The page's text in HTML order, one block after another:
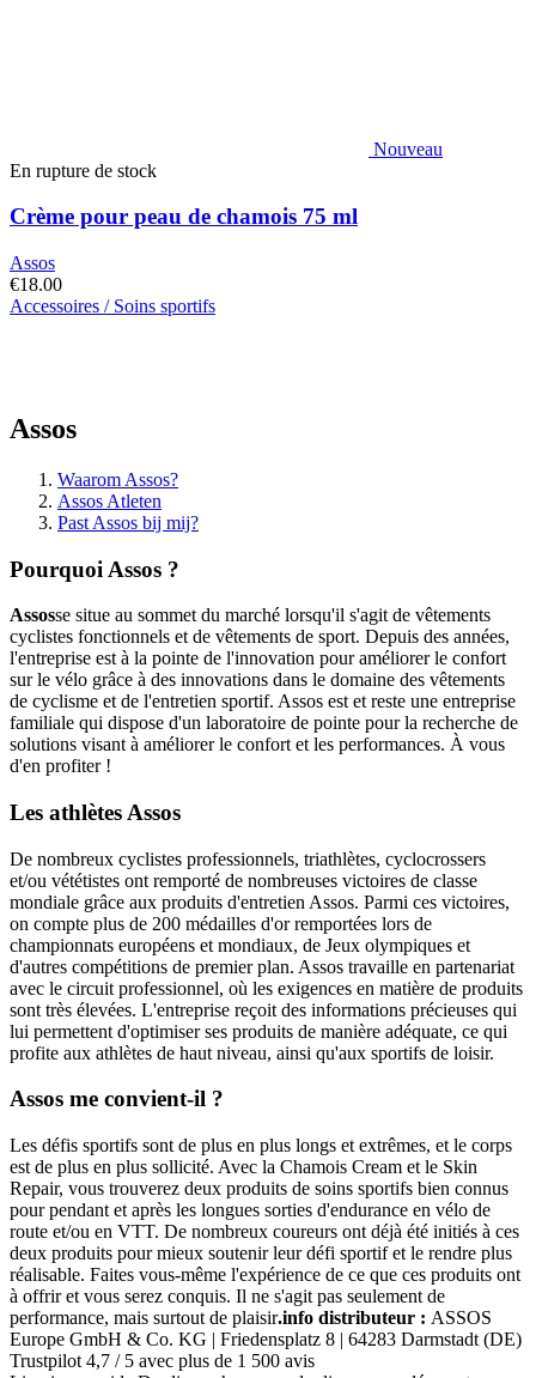
Nouveau
En rupture de stock
Crème pour peau de chamois 75 ml
Assos
€18.00
Accessoires / Soins sportifs
Assos
Waarom Assos?
Assos Atleten
Past Assos bij mij?
Pourquoi Assos ?
Assosse situe au sommet du marché lorsqu'il s'agit de vêtements
cyclistes fonctionnels et de vêtements de sport. Depuis des années,
l'entreprise est à la pointe de l'innovation pour améliorer le confort
sur le vélo grâce à des innovations dans le domaine des vêtements
de cyclisme et de l'entretien sportif. Assos est et reste une entreprise
familiale qui dispose d'un laboratoire de pointe pour la recherche de
solutions visant à améliorer le confort et les performances. À vous
d'en profiter !
Les athlètes Assos
De nombreux cyclistes professionnels, triathlètes, cyclocrossers
et/ou vététistes ont remporté de nombreuses victoires de classe
mondiale grâce aux produits d'entretien Assos. Parmi ces victoires,
on compte plus de 200 médailles d'or remportées lors de
championnats européens et mondiaux, de Jeux olympiques et
d'autres compétitions de premier plan. Assos travaille en partenariat
avec le circuit professionnel, où les exigences en matière de produits
sont très élevées. L'entreprise reçoit des informations précieuses qui
lui permettent d'optimiser ses produits de manière adéquate, ce qui
profite aux athlètes de haut niveau, ainsi qu'aux sportifs de loisir.
Assos me convient-il ?
Les défis sportifs sont de plus en plus longs et extrêmes, et le corps
est de plus en plus sollicité. Avec la Chamois Cream et le Skin
Repair, vous trouverez deux produits de soins sportifs bien connus
pour pendant et après les longues sorties d'endurance en vélo de
route et/ou en VTT. De nombreux coureurs ont déjà été initiés à ces
deux produits pour mieux soutenir leur défi sportif et le rendre plus
réalisable. Faites vous-même l'expérience de ce que ces produits ont
à offrir et vous serez conquis. Il ne s'agit pas seulement de
performance, mais surtout de plaisir.info distributeur : ASSOS
Europe GmbH & Co. KG | Friedensplatz 8 | 64283 Darmstadt (DE)
Trustpilot 4,7 / 5 avec plus de 1 500 avis